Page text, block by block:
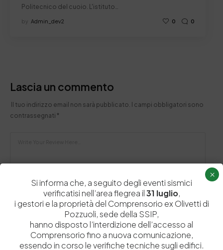
Politecnico del cuoio. L'istituto…
by Admin_dev2 0 0
Lascia un commento
Il tuo indirizzo email non sarà pubblicato. I campi obbligatori sono
contrassegnati *
Si informa che, a seguito degli eventi sismici
verificatisi nell’area flegrea il31 luglio,
i gestori e la proprietà del Comprensorio ex Olivetti di
Pozzuoli, sede della SSIP,
hanno disposto l’interdizione dell’accesso al
Comprensorio fino a nuova comunicazione,
essendo in corso le verifiche tecniche sugli edifici.
×